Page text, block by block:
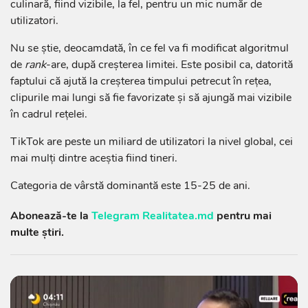
culinară, fiind vizibile, la fel, pentru un mic număr de
utilizatori.
Nu se ştie, deocamdată, în ce fel va fi modificat algoritmul
de rank-are, după creşterea limitei. Este posibil ca, datorită
faptului că ajută la creşterea timpului petrecut în reţea,
clipurile mai lungi să fie favorizate şi să ajungă mai vizibile
în cadrul reţelei.
TikTok are peste un miliard de utilizatori la nivel global, cei
mai mulţi dintre aceştia fiind tineri.
Categoria de vârstă dominantă este 15-25 de ani.
Abonează-te la Telegram Realitatea.md pentru mai
multe știri.